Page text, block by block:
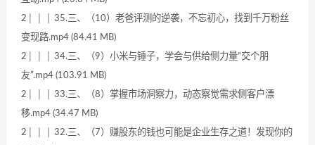
2│ │ │ 35.三、（10）老爸评测的逆袭，不忘初心，找到千万粉丝
变现路.mp4 (84.41 MB)
2│ │ │ 34.三、（9）小米与锤子，学会与供给侧力量“交个朋
友”.mp4 (103.91 MB)
2│ │ │ 33.三、（8）掌握市场洞察力，动态察觉需求侧客户漂
移.mp4 (34.47 MB)
2│ │ │ 32.三、（7）赚股东的钱也可能是企业生存之道！发现你的